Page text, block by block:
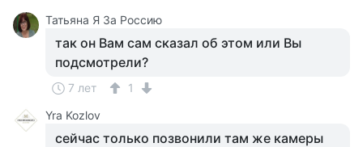
Татьяна Я За Россию
так он Вам сам сказал об этом или Вы
подсмотрели?
7 лет
1
Yra Kozlov
сейчас только позвонили там же камеры